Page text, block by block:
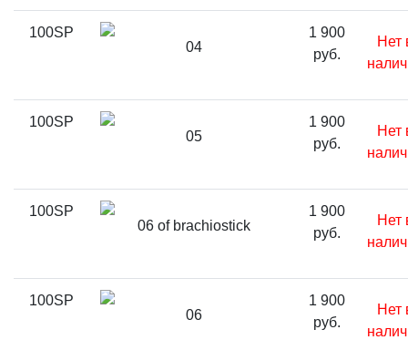
100SP
04
1 900
руб.
Нет
100SP
05
1 900
руб.
Нет
100SP
06 of brachiostick
1 900
руб.
Нет
100SP
06
1 900
руб.
Нет